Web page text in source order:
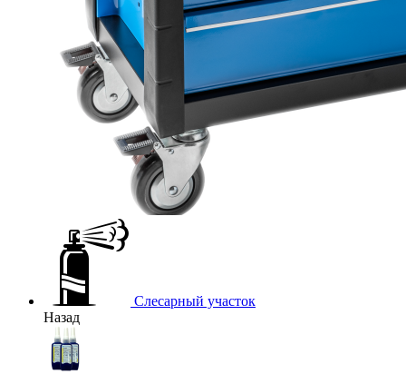
Слесарный участок
Назад